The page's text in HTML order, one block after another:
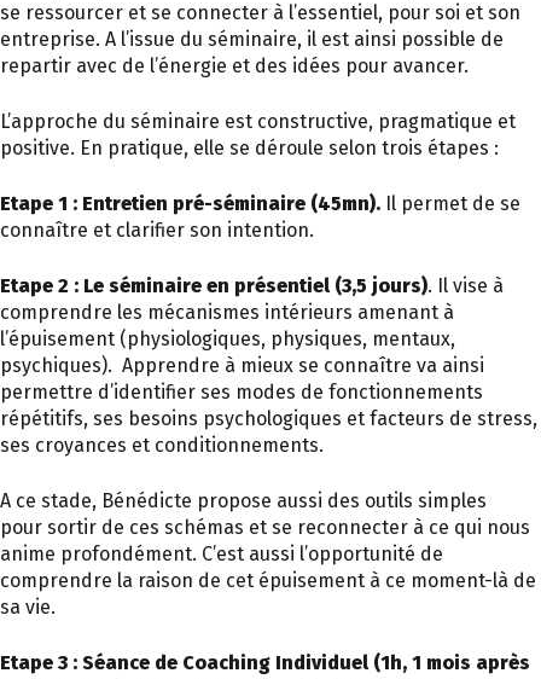
se ressourcer et se connecter à l’essentiel, pour soi et son
entreprise. A l’issue du séminaire, il est ainsi possible de
repartir avec de l’énergie et des idées pour avancer.
L’approche du séminaire est constructive, pragmatique et
positive. En pratique, elle se déroule selon trois étapes :
Etape 1 : Entretien pré-séminaire (45mn). Il permet de se
connaître et clarifier son intention.
Etape 2 : Le séminaire en présentiel (3,5 jours). Il vise à
comprendre les mécanismes intérieurs amenant à
l’épuisement (physiologiques, physiques, mentaux,
psychiques). Apprendre à mieux se connaître va ainsi
permettre d’identifier ses modes de fonctionnements
répétitifs, ses besoins psychologiques et facteurs de stress,
ses croyances et conditionnements.
A ce stade, Bénédicte propose aussi des outils simples
pour sortir de ces schémas et se reconnecter à ce qui nous
anime profondément. C’est aussi l’opportunité de
comprendre la raison de cet épuisement à ce moment-là de
sa vie.
Etape 3 : Séance de Coaching Individuel (1h, 1 mois après